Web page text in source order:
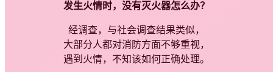
发生火情时，没有灭火器怎么办？
经调查，与社会调查结果类似，
大部分人都对消防方面不够重视，
遇到火情，不知该如何正确处理。